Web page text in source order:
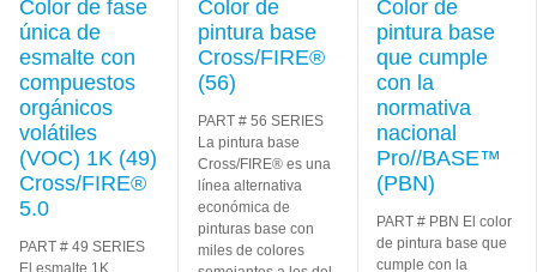
Color de fase
única de
esmalte con
compuestos
orgánicos
volátiles
(VOC) 1K (49)
Cross/FIRE®
5.0
PART # 49 SERIES
El esmalte 1K
Color de
pintura base
Cross/FIRE®
(56)
PART # 56 SERIES
La pintura base
Cross/FIRE® es una
línea alternativa
económica de
pinturas base con
miles de colores
Color de
pintura base
que cumple
con la
normativa
nacional
Pro//BASE™
(PBN)
PART # PBN El color
de pintura base que
cumple con la